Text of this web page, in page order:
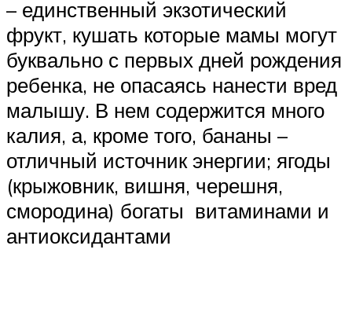
– единственный экзотический
фрукт, кушать которые мамы могут
буквально с первых дней рождения
ребенка, не опасаясь нанести вред
малышу. В нем содержится много
калия, а, кроме того, бананы –
отличный источник энергии; ягоды
(крыжовник, вишня, черешня,
смородина) богаты витаминами и
антиоксидантами